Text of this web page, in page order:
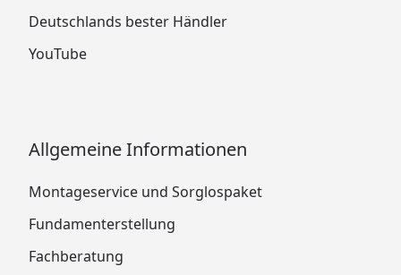
Deutschlands bester Händler
YouTube
Allgemeine Informationen
Montageservice und Sorglospaket
Fundamenterstellung
Fachberatung